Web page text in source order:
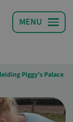
Piggy’s Palace